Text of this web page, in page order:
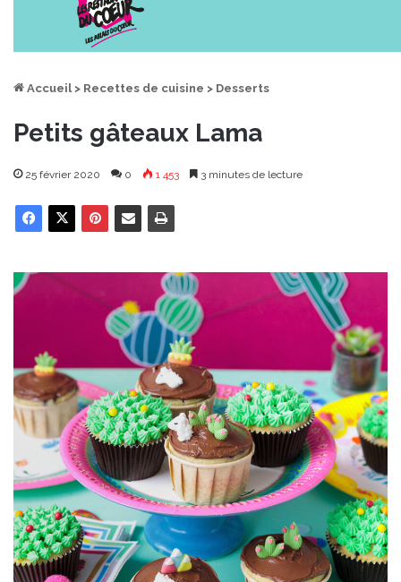
Accueil > Recettes de cuisine > Desserts
Petits gâteaux Lama
25 février 2020 0 1 453 3 minutes de lecture